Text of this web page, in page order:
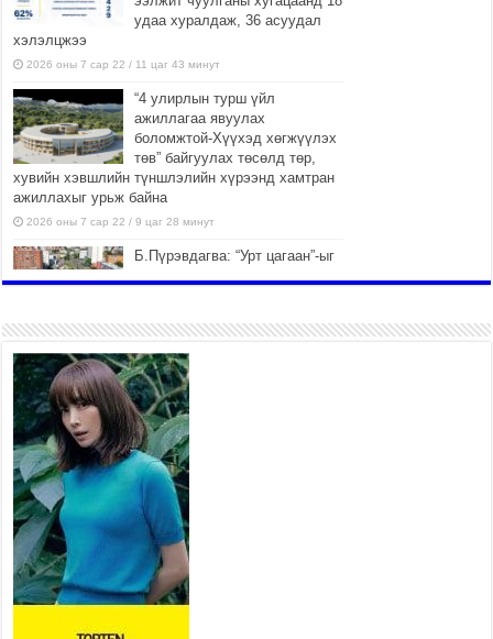
удаа хуралдаж, 36 асуудал
хэлэлцжээ
2026 оны 7 сар 22 / 11 цаг 43 минут
“4 улирлын турш үйл
ажиллагаа явуулах
боломжтой-Хүүхэд хөгжүүлэх
төв” байгуулах төсөлд төр,
хувийн хэвшлийн түншлэлийн хүрээнд хамтран
ажиллахыг урьж байна
2026 оны 7 сар 22 / 9 цаг 28 минут
Б.Пүрэвдагва: “Урт цагаан”-ыг
2026 оны 7 сар 21 / 16 цаг 47 минут
Тусгай замын автобус /BRT/
төслийн удирдах хорооны
ээлжит хуралдаан боллоо
2026 оны 7 сар 21 / 16 цаг 43 минут
Ерөнхий сайд Н.Учрал БНХАУ-
аас Монгол Улсад суугаа
Элчин сайд Шэнь
Миньжюанийг хүлээн авч
уулзав
2026 оны 7 сар 21 / 16 цаг 39 минут
БҮГД НАЙРАМДАХ ТАЖИКИСТАН УЛСТАЙ
ЭДИЙН ЗАСГИЙН ХАМТЫН АЖИЛЛАГААГ